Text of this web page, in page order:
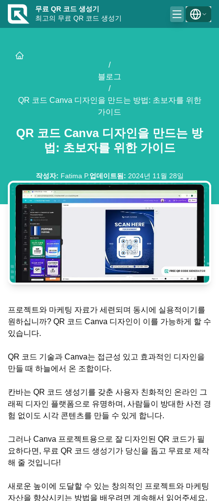
무료 QR 코드 생성기
최고의 무료 QR 코드 생성기
/
블로그
/
QR 코드 Canva 디자인을 만드는 방법: 초보자를 위한
가이드
QR 코드 Canva 디자인을 만드는 방
법: 초보자를 위한 가이드
작성자: Fatima P.업데이트됨 : 2024년 11월 28일
프로젝트와 마케팅 자료가 세련되며 동시에 실용적이기를
원하십니까? QR 코드 Canva 디자인이 이를 가능하게 할 수
있습니다.
QR 코드 기술과 Canva는 접근성 있고 효과적인 디자인을
만들 때 하늘에서 온 조합이다.
칸바는 QR 코드 생성기를 갖춘 사용자 친화적인 온라인 그
래픽 디자인 플랫폼으로 유명하며, 사람들이 방대한 사전 경
험 없이도 시각 콘텐츠를 만들 수 있게 합니다.
그러나 Canva 프로젝트용으로 잘 디자인된 QR 코드가 필
요하다면, 무료 QR 코드 생성기가 당신을 돕고 무료로 제작
해 줄 것입니다!
새로운 높이에 도달할 수 있는 창의적인 프로젝트와 마케팅
자산을 향상시키는 방법을 배우려면 계속해서 읽어주세요.